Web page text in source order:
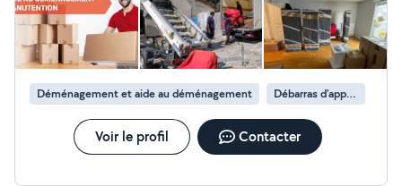
Déménagement et aide au déménagement Débarras d'appartement
Voir le profil Contacter